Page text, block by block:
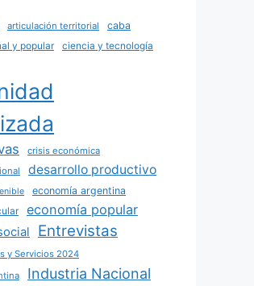
articulación territorial
caba
y popular
ciencia y tecnología
crisis económica
desarrollo productivo
economía argentina
economía popular
Entrevistas
y Servicios 2024
Industria Nacional